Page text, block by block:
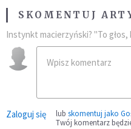
SKOMENTUJ
Instynkt macierzyński? "To
Zaloguj się lub skomentuj jako
Twój komentarz